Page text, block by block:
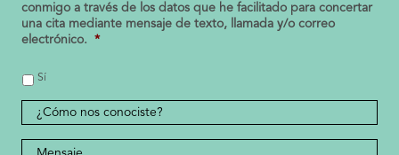
conmigo a través de los datos que he facilitado para concertar
una cita mediante mensaje de texto, llamada y/o correo
electrónico.
*
Sí
¿Cómo
nos
conociste?
Mensaje *